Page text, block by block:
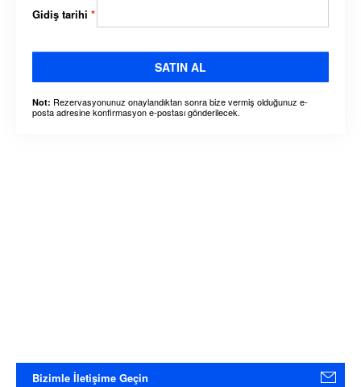
Gidiş tarihi *
SATIN AL
Not: Rezervasyonunuz onaylandıktan sonra bize vermiş olduğunuz e-
posta adresine konfirmasyon e-postası gönderilecek.
Bizimle İletişime Geçin